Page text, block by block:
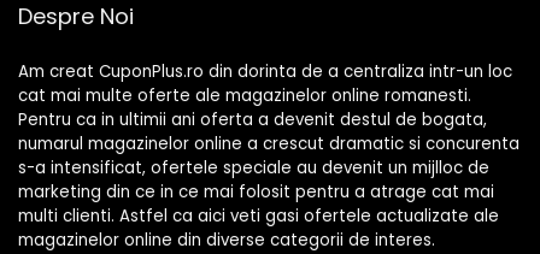
Despre Noi
Am creat CuponPlus.ro din dorinta de a centraliza intr-un loc
cat mai multe oferte ale magazinelor online romanesti.
Pentru ca in ultimii ani oferta a devenit destul de bogata,
numarul magazinelor online a crescut dramatic si concurenta
s-a intensificat, ofertele speciale au devenit un mijlloc de
marketing din ce in ce mai folosit pentru a atrage cat mai
multi clienti. Astfel ca aici veti gasi ofertele actualizate ale
magazinelor online din diverse categorii de interes.